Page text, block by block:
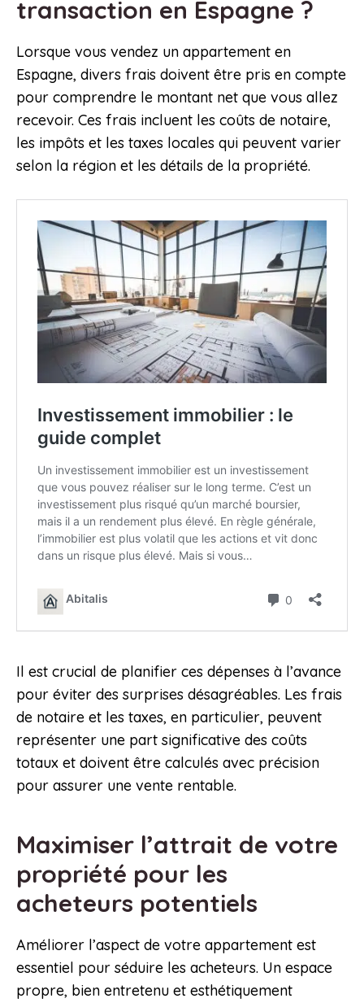
transaction en Espagne ?
Lorsque vous vendez un appartement en
Espagne, divers frais doivent être pris en compte
pour comprendre le montant net que vous allez
recevoir. Ces frais incluent les coûts de notaire,
les impôts et les taxes locales qui peuvent varier
selon la région et les détails de la propriété.
Il est crucial de planifier ces dépenses à l’avance
pour éviter des surprises désagréables. Les frais
de notaire et les taxes, en particulier, peuvent
représenter une part significative des coûts
totaux et doivent être calculés avec précision
pour assurer une vente rentable.
Maximiser l’attrait de votre
propriété pour les
acheteurs potentiels
Améliorer l’aspect de votre appartement est
essentiel pour séduire les acheteurs. Un espace
propre, bien entretenu et esthétiquement